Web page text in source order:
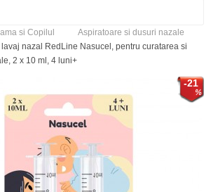
si Copilul
Aspiratoare si dusuri nazale
nazal RedLine Nasucel, pentru curatarea si
2 x 10 ml, 4 luni+
-21